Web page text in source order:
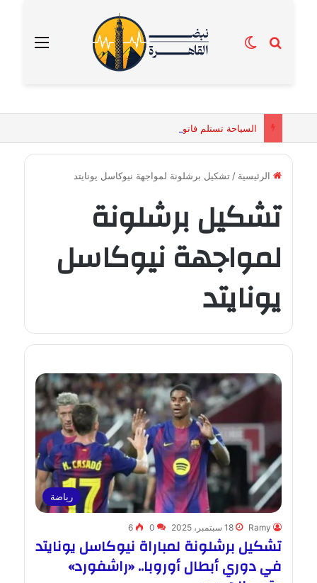
القائمة بحث عنالوضع المظلم
الرئيسية / تشكيل برشلونة لمواجهة نيوكاسل يونايتد
تشكيل برشلونة
لمواجهة نيوكاسل
يونايتد
رياضة
Ramy 18 سبتمبر، 2025 0
6
تشكيل برشلونة لمباراة نيوكاسل يونايتد
في دوري أبطال أوروبا.. «راشفورد»